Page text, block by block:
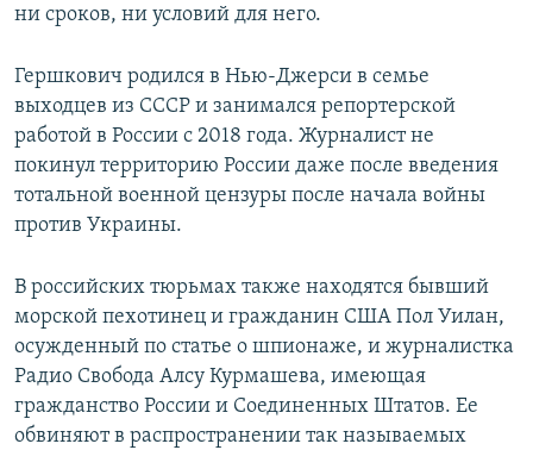
ни сроков, ни условий для него.
Гершкович родился в Нью-Джерси в семье
выходцев из СССР и занимался репортерской
работой в России с 2018 года. Журналист не
покинул территорию России даже после введения
тотальной военной цензуры после начала войны
против Украины.
В российских тюрьмах также находятся бывший
морской пехотинец и гражданин США Пол Уилан,
осужденный по статье о шпионаже, и журналистка
Радио Свобода Алсу Курмашева, имеющая
гражданство России и Соединенных Штатов. Ее
обвиняют в распространении так называемых